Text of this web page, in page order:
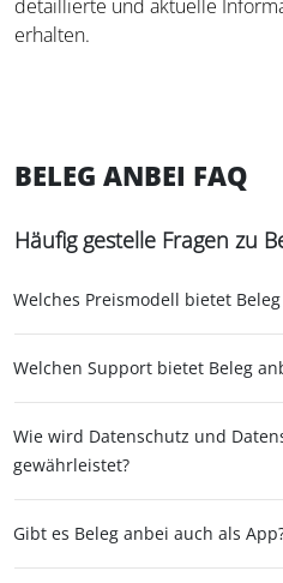
detaillierte und aktuelle
erhalten.
BELEG ANBEI FAQ
Häufig gestelle Fragen zu
Welches Preismodell bietet
Welchen Support bietet Beleg
Wie wird Datenschutz und
gewährleistet?
Gibt es Beleg anbei auch als